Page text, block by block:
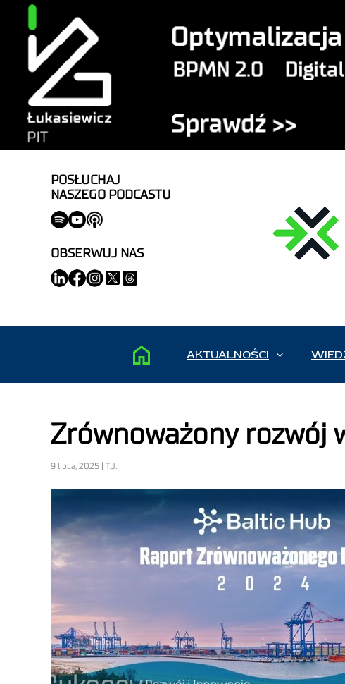
POSŁUCHAJ
NASZEGO PODCASTU
OBSERWUJ NAS
AKTUALNOŚCI
Zrównoważony rozwój
9 lipca, 2025 | T.J.